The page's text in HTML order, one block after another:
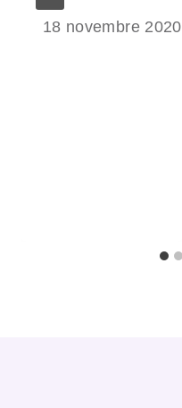
18 novembre 2020